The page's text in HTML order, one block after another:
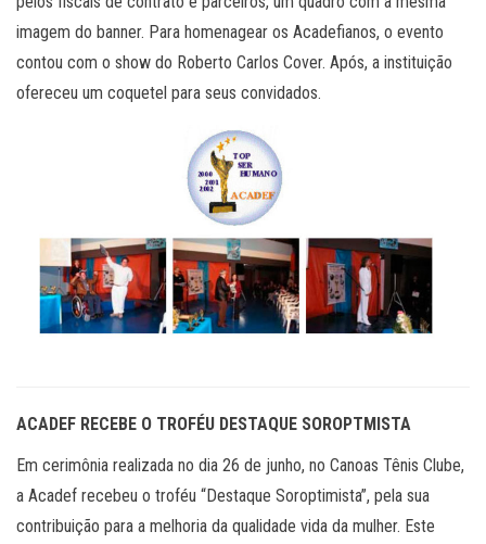
imagem do banner. Para homenagear os Acadefianos, o evento
contou com o show do Roberto Carlos Cover. Após, a instituição
ofereceu um coquetel para seus convidados.
ACADEF RECEBE O TROFÉU DESTAQUE SOROPTMISTA
Em cerimônia realizada no dia 26 de junho, no Canoas Tênis Clube,
a Acadef recebeu o troféu “Destaque Soroptimista”, pela sua
contribuição para a melhoria da qualidade vida da mulher. Este